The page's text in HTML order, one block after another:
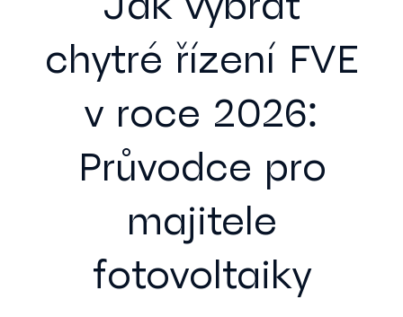
chytré řízení FVE
v roce 2026:
Průvodce pro
majitele
fotovoltaiky